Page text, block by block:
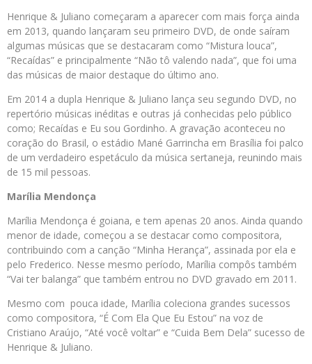
Henrique & Juliano começaram a aparecer com mais força ainda
em 2013, quando lançaram seu primeiro DVD, de onde saíram
algumas músicas que se destacaram como “Mistura louca”,
“Recaídas” e principalmente “Não tô valendo nada”, que foi uma
das músicas de maior destaque do último ano.
Em 2014 a dupla Henrique & Juliano lança seu segundo DVD, no
repertório músicas inéditas e outras já conhecidas pelo público
como; Recaídas e Eu sou Gordinho. A gravação aconteceu no
coração do Brasil, o estádio Mané Garrincha em Brasília foi palco
de um verdadeiro espetáculo da música sertaneja, reunindo mais
de 15 mil pessoas.
Marília Mendonça
Marília Mendonça é goiana, e tem apenas 20 anos. Ainda quando
menor de idade, começou a se destacar como compositora,
contribuindo com a canção “Minha Herança”, assinada por ela e
pelo Frederico. Nesse mesmo período, Marília compôs também
“Vai ter balanga” que também entrou no DVD gravado em 2011.
Mesmo com pouca idade, Marília coleciona grandes sucessos
como compositora, “É Com Ela Que Eu Estou” na voz de
Cristiano Araújo, “Até você voltar” e “Cuida Bem Dela” sucesso de
Henrique & Juliano.